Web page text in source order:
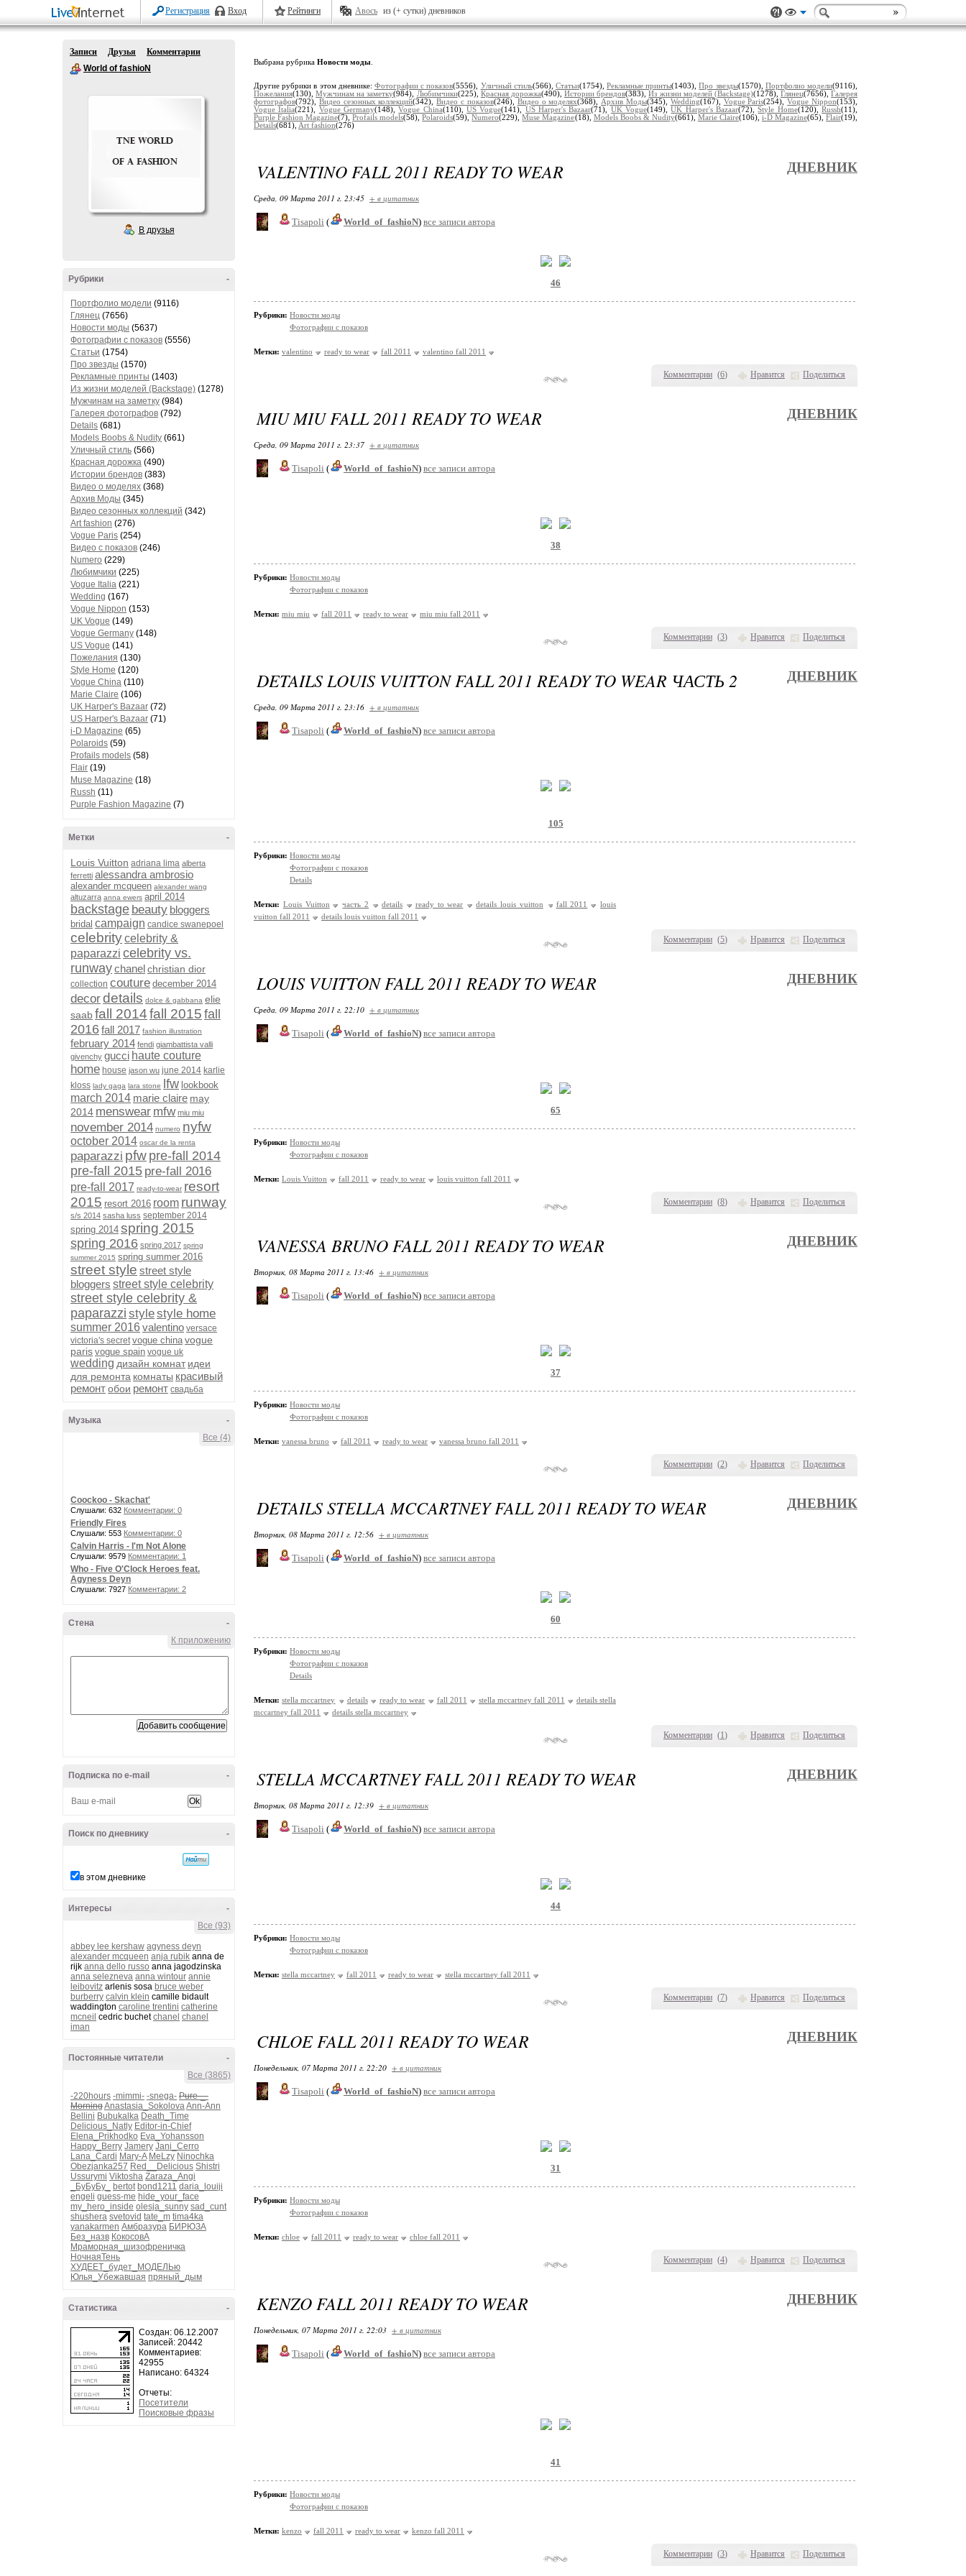
Регистрация Вход Рейтинги Авось из (+ сутки) дневников
Записи Друзья
Комментарии
World of fashioN
В друзья
-
Рубрики
Портфолио модели (9116)
Глянец (7656)
Новости моды (5637)
Фотографии с показов (5556)
Статьи (1754)
Про звезды (1570)
Рекламные принты (1403)
Из жизни моделей (Backstage) (1278)
Мужчинам на заметку (984)
Галерея фотографов (792)
Details (681)
Models Boobs & Nudity (661)
Уличный стиль (566)
Красная дорожка (490)
Истории брендов (383)
Видео о моделях (368)
Архив Моды (345)
Видео сезонных коллекций (342)
Art fashion (276)
Vogue Paris (254)
Видео с показов (246)
Numero (229)
Любимчики (225)
Vogue Italia (221)
Wedding (167)
Vogue Nippon (153)
UK Vogue (149)
Vogue Germany (148)
US Vogue (141)
Пожелания (130)
Style Home (120)
Vogue China (110)
Marie Claire (106)
UK Harper's Bazaar (72)
US Harper's Bazaar (71)
i-D Magazine (65)
Polaroids (59)
Profails models (58)
Flair (19)
Muse Magazine (18)
Russh (11)
Purple Fashion Magazine (7)
-
Метки
Louis Vuitton adriana lima alberta
ferretti alessandra ambrosio
alexander mcqueen alexander wang
altuzarra anna ewers april 2014
backstage beauty bloggers
bridal campaign candice swanepoel
celebritycelebrity &
paparazzi celebrity vs.
runwaychanelchristian dior
collection couture december 2014
decordetails dolce & gabbana elie
saabfall 2014fall 2015 fall
2016fall 2017 fashion illustration
february 2014 fendi giambattista valli
givenchy gucci haute couture
home house jason wu june 2014 karlie
kloss lady gaga lara stone lfw lookbook
march 2014 marie claire may
2014 menswear mfw miu miu
november 2014 numero nyfw
october 2014 oscar de la renta
paparazzi pfw pre-fall 2014
pre-fall 2015 pre-fall 2016
pre-fall 2017 ready-to-wear resort
2015 resort 2016 room runway
s/s 2014 sasha luss september 2014
spring 2014 spring 2015
spring 2016 spring 2017 spring
summer 2015 spring summer 2016
street style street style
bloggers street style celebrity
street style celebrity &
paparazzi stylestyle home
summer 2016 valentino versace
victoria's secret vogue china vogue
paris vogue spain vogue uk
wedding дизайн комнат идеи
для ремонта комнаты красивый
ремонтобои ремонт свадьба
-
Музыка
Все (4)
Coockoo - Skachat'
Слушали: 632 Комментарии: 0
Friendly Fires
Слушали: 553 Комментарии: 0
Calvin Harris - I'm Not Alone
Слушали: 9579 Комментарии: 1
Who - Five O'Clock Heroes feat.
Agyness Deyn
Слушали: 7927 Комментарии: 2
-
Стена
К приложению
-
Подписка по e-mail
-
Поиск по дневнику
в этом дневнике
-
Интересы
Все (93)
abbey lee kershaw agyness deyn
alexander mcqueen anja rubik anna de
rijk anna dello russo anna jagodzinska
anna selezneva anna wintour annie
leibovitz arlenis sosa bruce weber
burberry calvin klein camille bidault
waddington caroline trentini catherine
mcneil cedric buchetchanel chanel
iman
-
Постоянные читатели
Все (3865)
-220hours -mimmi- -snega- Pure-_-
MorningAnastasia_SokolovaAnn-Ann
Bellini Bubukalka Death_Time
Delicious_Natly Editor-in-Chief
Elena_Prikhodko Eva_Yohansson
Happy_Berry Jamery Jani_Cerro
Lana_Cardi Mary-A MeLzy Ninochka
Obezjanka257 Red__Delicious Shistri
Ussurymi Viktosha Zaraza_Angi
_БуБуБу_
bertot bond1211 daria_louiji
engeli guess-me hide_your_face
my_hero_inside olesja_sunny sad_cunt
shushera svetovid tate_m tima4ka
yanakarmen Амбразура БИРЮЗА
Без_назв КокосовА
Мраморная_шизофреничка
НочнаяТень
ХУДЕЕТ_будет_МОДЕЛЬю
Юлья_Убежавшая пряный_дым
-
Статистика
Создан: 06.12.2007
Записей: 20442
Комментариев:
42955
Написано: 64324
Отчеты:
Посетители
Поисковые фразы
Выбрана рубрика Новости моды
Другие рубрики в этом дневнике: Фотографии с показов(5556), Уличный стиль(566), Статьи(1754),Рекламные принты(1403),Про звезды(1570), Портфолио модели(9116),
Пожелания(130),Мужчинам на заметку(984), Любимчики(225), Красная дорожка(490),Истории брендов(383),Из жизни моделей (Backstage)(1278), Глянец(7656),Галерея
фотографов(792), Видео сезонных коллекций(342),Видео с показов(246), Видео о моделях(368), Архив Моды(345), Wedding(167), Vogue Paris(254),Vogue Nippon(153),
Vogue Italia(221), Vogue Germany(148),Vogue China(110),US Vogue(141), US Harper's Bazaar(71), UK Vogue(149),UK Harper's Bazaar(72),Style Home(120),Russh(11),
Purple Fashion Magazine(7),Profails models(58),Polaroids(59),Numero(229),Muse Magazine(18), Models Boobs & Nudity(661), Marie Claire(106), i-D Magazine(65),Flair(19),
Details(681), Art fashion(276)
Комментарии (6) Нравится Поделиться
VALENTINO FALL 2011 READY TO WEAR ДНЕВНИК
Среда, 09 Марта 2011 г. 23:45 + в цитатник
Tisapoli ( World_of_fashioN) все записи автора
46
Рубрики: Новости моды
Фотографии с показов
Метки: valentino ready to wear fall 2011 valentino fall 2011
Комментарии (3) Нравится Поделиться
MIU MIU FALL 2011 READY TO WEAR ДНЕВНИК
Среда, 09 Марта 2011 г. 23:37 + в цитатник
Tisapoli ( World_of_fashioN) все записи автора
38
Рубрики: Новости моды
Фотографии с показов
Метки: miu miu fall 2011 ready to wear miu miu fall 2011
Комментарии (5) Нравится Поделиться
DETAILS LOUIS VUITTON FALL 2011 READY TO WEAR ЧАСТЬ 2 ДНЕВНИК
Среда, 09 Марта 2011 г. 23:16 + в цитатник
Tisapoli ( World_of_fashioN) все записи автора
105
Рубрики: Новости моды
Фотографии с показов
Details
Метки: Louis Vuitton часть 2 details ready to wear details louis vuitton fall 2011
louis
vuitton fall 2011
details louis vuitton fall 2011
Комментарии (8) Нравится Поделиться
LOUIS VUITTON FALL 2011 READY TO WEAR ДНЕВНИК
Среда, 09 Марта 2011 г. 22:10 + в цитатник
Tisapoli ( World_of_fashioN) все записи автора
65
Рубрики: Новости моды
Фотографии с показов
Метки: Louis Vuitton fall 2011 ready to wear louis vuitton fall 2011
Комментарии (2) Нравится Поделиться
VANESSA BRUNO FALL 2011 READY TO WEAR ДНЕВНИК
Вторник, 08 Марта 2011 г. 13:46 + в цитатник
Tisapoli ( World_of_fashioN) все записи автора
37
Рубрики: Новости моды
Фотографии с показов
Метки: vanessa bruno fall 2011 ready to wear vanessa bruno fall 2011
Комментарии (1) Нравится Поделиться
DETAILS STELLA MCCARTNEY FALL 2011 READY TO WEAR ДНЕВНИК
Вторник, 08 Марта 2011 г. 12:56 + в цитатник
Tisapoli ( World_of_fashioN) все записи автора
60
Рубрики: Новости моды
Фотографии с показов
Details
Метки: stella mccartney details ready to wear fall 2011 stella mccartney fall 2011
details stella
mccartney fall 2011
details stella mccartney
Комментарии (7) Нравится Поделиться
STELLA MCCARTNEY FALL 2011 READY TO WEAR ДНЕВНИК
Вторник, 08 Марта 2011 г. 12:39 + в цитатник
Tisapoli ( World_of_fashioN) все записи автора
44
Рубрики: Новости моды
Фотографии с показов
Метки: stella mccartney fall 2011 ready to wear stella mccartney fall 2011
Комментарии (4) Нравится Поделиться
CHLOE FALL 2011 READY TO WEAR ДНЕВНИК
Понедельник, 07 Марта 2011 г. 22:20 + в цитатник
Tisapoli ( World_of_fashioN) все записи автора
31
Рубрики: Новости моды
Фотографии с показов
Метки: chloe fall 2011 ready to wear chloe fall 2011
Комментарии (3) Нравится Поделиться
KENZO FALL 2011 READY TO WEAR ДНЕВНИК
Понедельник, 07 Марта 2011 г. 22:03 + в цитатник
Tisapoli ( World_of_fashioN) все записи автора
41
Рубрики: Новости моды
Фотографии с показов
Метки: kenzo fall 2011 ready to wear kenzo fall 2011